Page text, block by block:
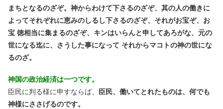
まちとなるのざぞ。神からわけて下さるのざぞ、其の人の働きに
よってそれぞれに恵みのしるし下さるのざぞ、それがお宝ぞ、お
宝 徳相当に集まるのざぞ、キンはいらんと申してあろがな、元の
世になる迄に、さうした事になって それからマコトの神の世にな
るのざ。
神国の政治経済は一つです。
臣民に判る様に申すならば、
臣民、働いてとれたものは、何でも
神様にささげるのです。